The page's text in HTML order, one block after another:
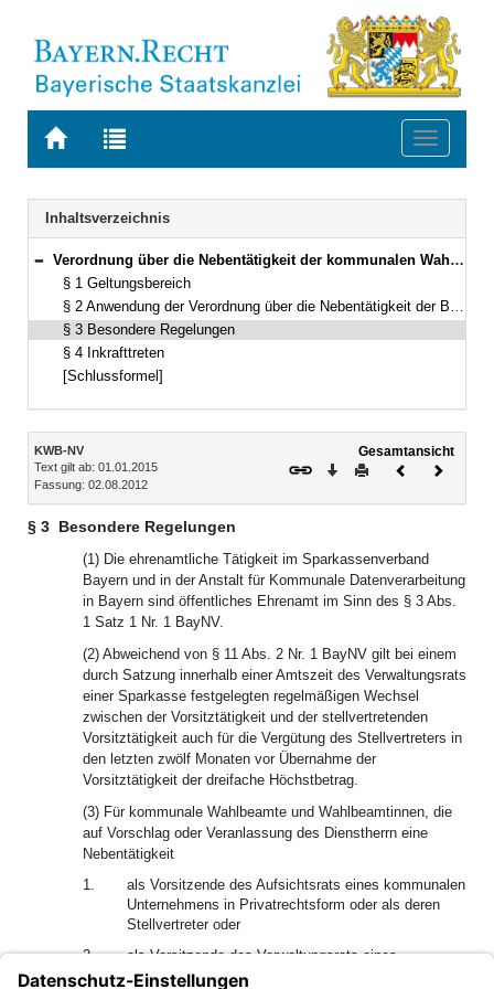
Zur
BAYERN.RECHT
Zur
letzten
Suche
Toggle
Navigation
Inhaltsverzeichnis
Bereich reduzieren
Verordnung über die Nebentätigkeit der kommunalen Wahlbeamten und Wahlbeamtinnen (Kommunale Wahlbeamten-Nebentätigkeitsverordnung – KWB-NV) Vom 2. August 2012 (GVBl. S. 414) BayRS 2022-1-1-I (§§ 1–4)
§ 1 Geltungsbereich
§ 2 Anwendung der Verordnung über die Nebentätigkeit der Beamten
§ 3 Besondere Regelungen
§ 4 Inkrafttreten
[Schlussformel]
Inhalt
KWB-NV
Text gilt ab: 01.01.2015
Fassung: 02.08.2012
Gesamtansicht
Download
DruckenVorheriges
§ 3 Besondere Regelungen
(1) Die ehrenamtliche Tätigkeit im Sparkassenverband
Bayern und in der Anstalt für Kommunale Datenverarbeitung
in Bayern sind öffentliches Ehrenamt im Sinn des § 3 Abs.
1 Satz 1 Nr. 1 BayNV.
(2) Abweichend von § 11 Abs. 2 Nr. 1 BayNV gilt bei einem
durch Satzung innerhalb einer Amtszeit des Verwaltungsrats
einer Sparkasse festgelegten regelmäßigen Wechsel
zwischen der Vorsitztätigkeit und der stellvertretenden
Vorsitztätigkeit auch für die Vergütung des Stellvertreters in
den letzten zwölf Monaten vor Übernahme der
Vorsitztätigkeit der dreifache Höchstbetrag.
(3) Für kommunale Wahlbeamte und Wahlbeamtinnen, die
auf Vorschlag oder Veranlassung des Dienstherrn eine
Nebentätigkeit
1.
als Vorsitzende des Aufsichtsrats eines kommunalen
Unternehmens in Privatrechtsform oder als deren
Stellvertreter oder
2.
als Vorsitzende des Verwaltungsrats eines
gemeinsamen Kommunalunternehmens oder als